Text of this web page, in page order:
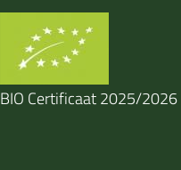
BIO Certificaat 2025/2026